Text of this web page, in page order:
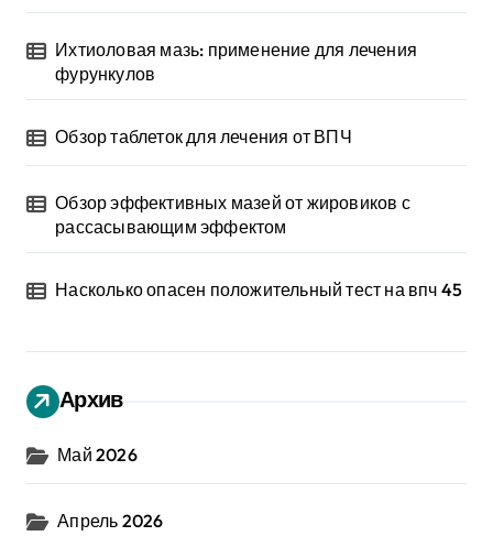
Ихтиоловая мазь: применение для лечения
фурункулов
Обзор таблеток для лечения от ВПЧ
Обзор эффективных мазей от жировиков с
рассасывающим эффектом
Насколько опасен положительный тест на впч 45
Архив
Май 2026
Апрель 2026